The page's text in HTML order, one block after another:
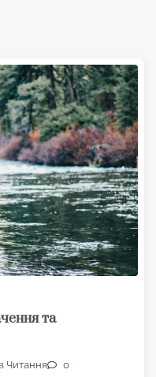
та
Читання 0